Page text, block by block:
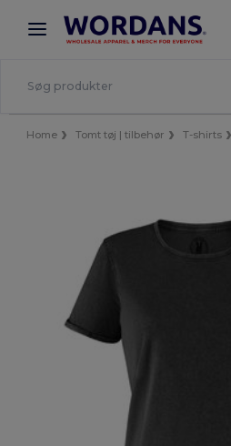
× Wordans-app
Bedre priser i appen!
Home Tomt tøj | tilbehør T-shirts